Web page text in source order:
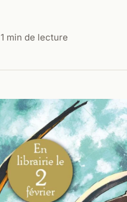
1 min de lecture